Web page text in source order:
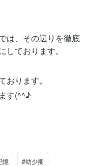
は、その辺りを徹底
ております。
ります。
す(^^♪
憶 #幼少期